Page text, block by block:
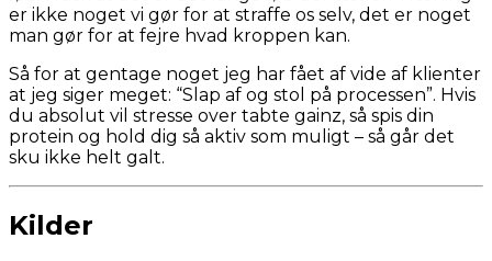
er ikke noget vi gør for at straffe os selv, det er noget
man gør for at fejre hvad kroppen kan.
Så for at gentage noget jeg har fået af vide af klienter
at jeg siger meget: “Slap af og stol på processen”. Hvis
du absolut vil stresse over tabte gainz, så spis din
protein og hold dig så aktiv som muligt – så går det
sku ikke helt galt.
Kilder